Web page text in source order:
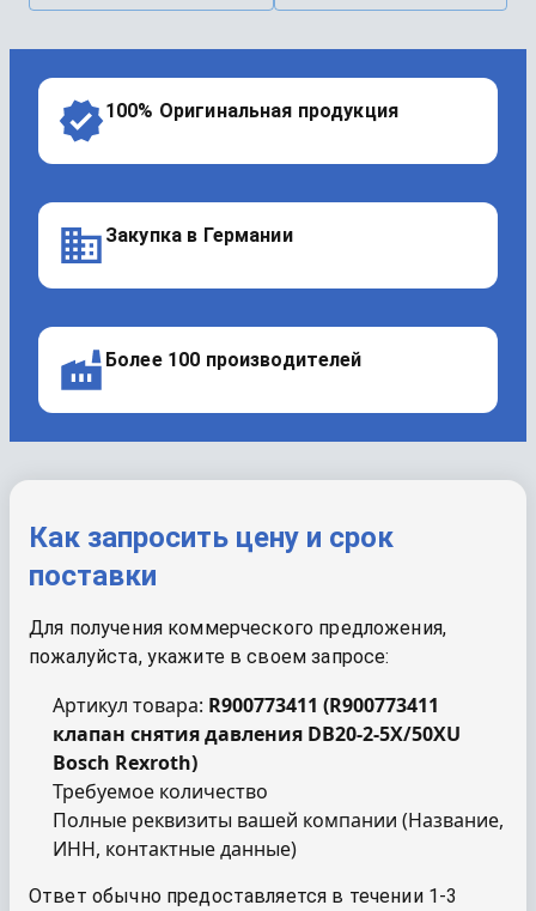
100% Оригинальная продукция
Закупка в Германии
Более 100 производителей
Как запросить цену и срок
поставки
Для получения коммерческого предложения,
пожалуйста, укажите в своем запросе:
Артикул товара: R900773411 (R900773411
клапан снятия давления DB20-2-5X/50XU
Bosch Rexroth)
Требуемое количество
Полные реквизиты вашей компании (Название,
ИНН, контактные данные)
Ответ обычно предоставляется в течении 1-3